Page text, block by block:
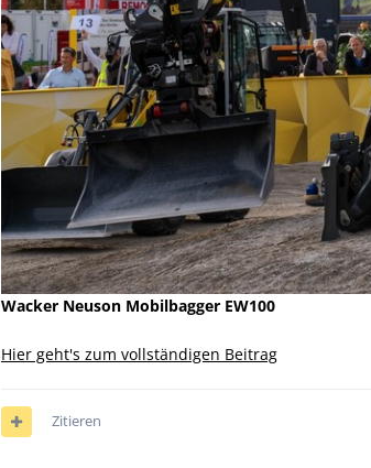
Wacker Neuson Mobilbagger EW100
Hier geht's zum vollständigen Beitrag
Zitieren